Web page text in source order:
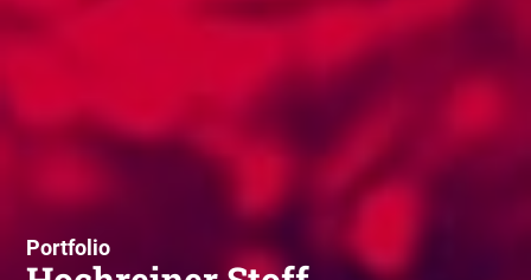
Portfolio